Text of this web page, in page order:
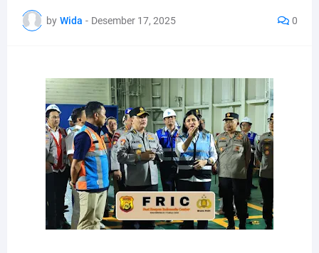
by Wida - Desember 17, 2025 0